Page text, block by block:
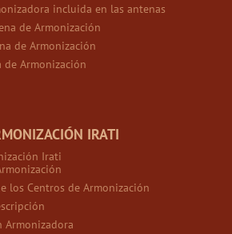
incluida en las antenas
de Armonización
de Armonización
Armonización
IRATI
Irati
los Centros de Armonización
Armonizadora